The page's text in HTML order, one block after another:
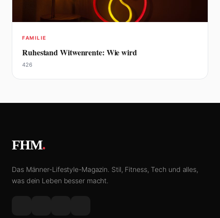
FAMILIE
Ruhestand Witwenrente: Wie wird
426
FHM.
Das Männer-Lifestyle-Magazin. Stil, Fitness, Tech und alles,
was dein Leben besser macht.